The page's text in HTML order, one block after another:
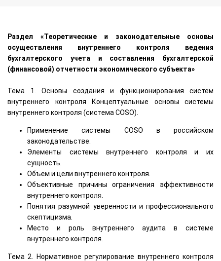
Раздел «Теоретические и законодательные основы
осуществления внутреннего контроля ведения
бухгалтерского учета и составления бухгалтерской
(финансовой) отчетности экономического субъекта»
Тема 1. Основы создания и функционирования систем
внутреннего контроля Концептуальные основы системы
внутреннего контроля (система COSO).
Применение системы COSO в российском
законодательстве.
Элементы системы внутреннего контроля и их
сущность.
Объем и цели внутреннего контроля.
Объективные причины ограничения эффективности
внутреннего контроля.
Понятия разумной уверенности и профессионального
скептицизма.
Место и роль внутреннего аудита в системе
внутреннего контроля.
Тема 2. Нормативное регулирование внутреннего контроля